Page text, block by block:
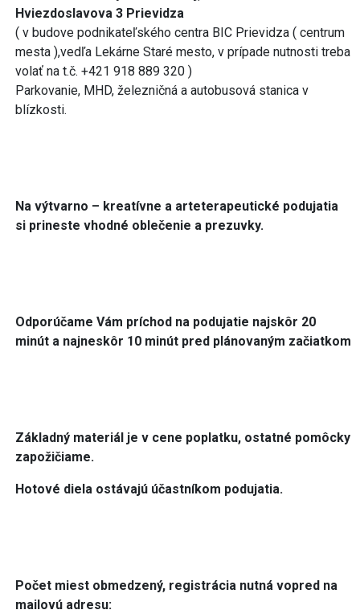
Hviezdoslavova 3 Prievidza
( v budove podnikateľského centra BIC Prievidza ( centrum
mesta ),vedľa Lekárne Staré mesto, v prípade nutnosti treba
volať na t.č. +421 918 889 320 )
Parkovanie, MHD, železničná a autobusová stanica v
blízkosti.
Na výtvarno – kreatívne a arteterapeutické podujatia
si prineste vhodné oblečenie a prezuvky.
Odporúčame Vám príchod na podujatie najskôr 20
minút a najneskôr 10 minút pred plánovaným začiatkom
Základný materiál je v cene poplatku, ostatné pomôcky
zapožičiame.
Hotové diela ostávajú účastníkom podujatia.
Počet miest obmedzený, registrácia nutná vopred na
mailovú adresu: